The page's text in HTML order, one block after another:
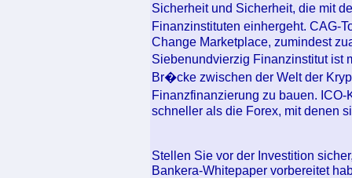
Sicherheit und Sicherheit, die mit
Finanzinstituten einhergeht.
Change Marketplace, zumindest
Siebenundvierzig Finanzinstitut ist
Br�cke zwischen der Welt der
Finanzfinanzierung zu bauen.
schneller als die Forex, mit denen
Stellen Sie vor der Investition
Bankera-Whitepaper vorbereitet